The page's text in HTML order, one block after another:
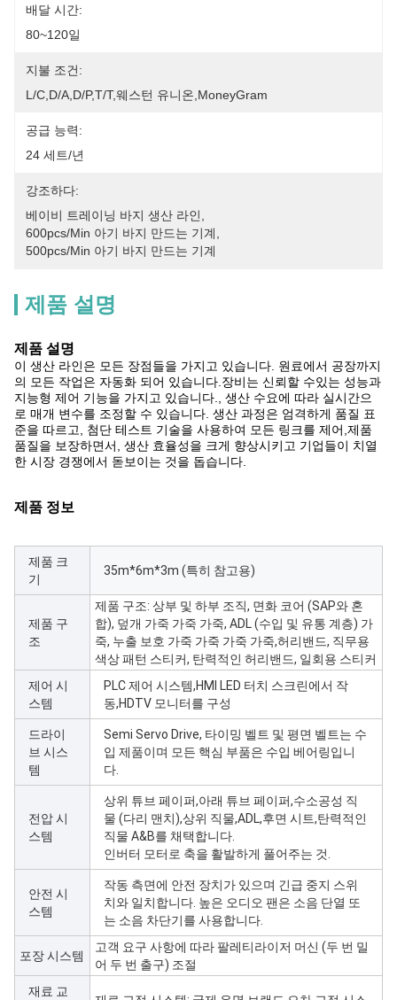
배달 시간:
80~120일
지불 조건:
L/C,D/A,D/P,T/T,웨스턴 유니온,MoneyGram
공급 능력:
24 세트/년
강조하다:
베이비 트레이닝 바지 생산 라인
600pcs/min 아기 바지 만드는 기계
500pcs/Min 아기 바지 만드는 기계
제품 설명
제품 설명
이 생산 라인은 모든 장점들을 가지고 있습니다. 원료에서 공장까지
의 모든 작업은 자동화 되어 있습니다.장비는 신뢰할 수있는 성능과
지능형 제어 기능을 가지고 있습니다., 생산 수요에 따라 실시간으
로 매개 변수를 조정할 수 있습니다. 생산 과정은 엄격하게 품질 표
준을 따르고, 첨단 테스트 기술을 사용하여 모든 링크를 제어,제품
품질을 보장하면서, 생산 효율성을 크게 향상시키고 기업들이 치열
한 시장 경쟁에서 돋보이는 것을 돕습니다.
제품 정보
제품 크
기
35m*6m*3m (특히 참고용)
제품 구
조
제품 구조: 상부 및 하부 조직, 면화 코어 (SAP와 혼
합), 덮개 가죽 가죽 가죽, ADL (수입 및 유통 계층) 가
죽, 누출 보호 가죽 가죽 가죽 가죽,허리밴드, 직무용
색상 패턴 스티커, 탄력적인 허리밴드, 일회용 스티커
제어 시
스템
PLC 제어 시스템,HMI LED 터치 스크린에서 작
동,HDTV 모니터를 구성
드라이
브 시스
템
Semi Servo Drive, 타이밍 벨트 및 평면 벨트는 수
입 제품이며 모든 핵심 부품은 수입 베어링입니
다.
전압 시
스템
상위 튜브 페이퍼,아래 튜브 페이퍼,수소공성 직
물 (다리 맨치),상위 직물,ADL,후면 시트,탄력적인
직물 A&B를 채택합니다.
인버터 모터로 축을 활발하게 풀어주는 것.
안전 시
스템
작동 측면에 안전 장치가 있으며 긴급 중지 스위
치와 일치합니다. 높은 오디오 팬은 소음 단열 또
는 소음 차단기를 사용합니다.
포장 시스템
고객 요구 사항에 따라 팔레티라이저 머신 (두 번 밀
어 두 번 출구) 조절
재료 교